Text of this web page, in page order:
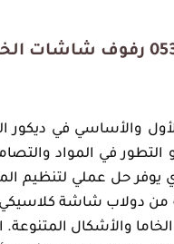
والأساسي في ديكور
التطور في المواد
حل عملي لتنظيم
من دولاب شاشة
والأشكال المتنوعة.
أفضل مقاول تشطيب
الدمام، حي
الفردوس